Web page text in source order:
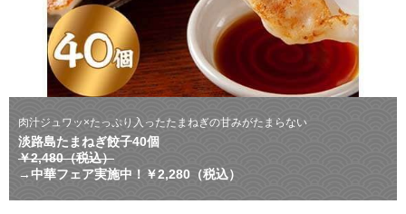
肉汁ジュワッ×たっぷり入ったたまねぎの甘みがたまらない
淡路島たまねぎ餃子40個
￥2,480（税込）
→中華フェア実施中！￥2,280（税込）